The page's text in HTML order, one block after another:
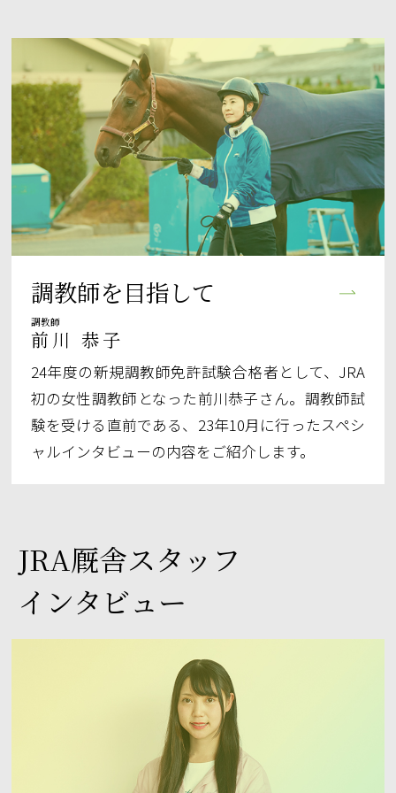
調教師を目指して
調教師
前川 恭子
24年度の新規調教師免許試験合格者として、JRA
初の女性調教師となった前川恭子さん。調教師試
験を受ける直前である、23年10月に行ったスペシ
ャルインタビューの内容をご紹介します。
JRA厩舎スタッフ
インタビュー